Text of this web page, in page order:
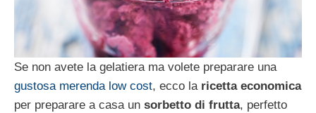
Se non avete la gelatiera ma volete preparare una
gustosa merenda low cost, ecco la ricetta economica
per preparare a casa un sorbetto di frutta, perfetto